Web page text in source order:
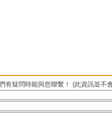
有疑問時能與您聯繫！ (此資訊並不